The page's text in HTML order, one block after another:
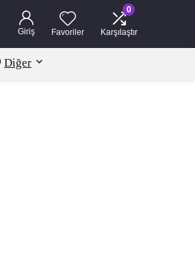
Giriş Favoriler
0
Karşılaştır
Diğer